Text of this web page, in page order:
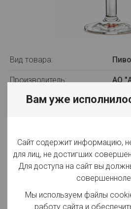
Вид товара: Пиво
Производитель: АО
Объём: 20 л
Крепость: 5%
Плотность:
Вам уже
Сайт содержит информацию,
для лиц, не достигших
Для доступа на сайт вы
Мы используем файлы
работу сайта и